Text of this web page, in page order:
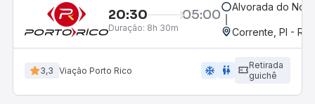
20:30 05:00
Duração: 8h 30m
Alvorada do
Corrente, PI -
3,3 Viação Porto Rico ac_unit wc
Retirada
guichê